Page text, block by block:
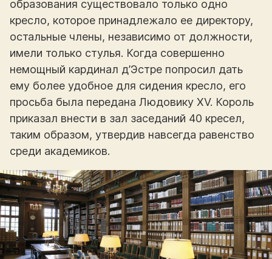
образования существовало только одно
кресло, которое принадлежало ее директору,
остальные члены, независимо от должности,
имели только стулья. Когда совершенно
немощный кардинал д’Эстре попросил дать
ему более удобное для сидения кресло, его
просьба была передана Людовику XV. Король
приказал внести в зал заседаний 40 кресел,
таким образом, утвердив навсегда равенство
среди академиков.